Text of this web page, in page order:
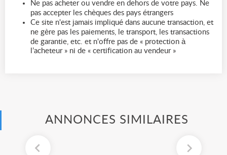
Ne pas acheter ou vendre en dehors de votre pays. Ne
pas accepter les chèques des pays étrangers
Ce site n'est jamais impliqué dans aucune transaction, et
ne gère pas les paiements, le transport, les transactions
de garantie, etc. et n'offre pas de « protection à
l’acheteur » ni de « certification au vendeur »
ANNONCES SIMILAIRES